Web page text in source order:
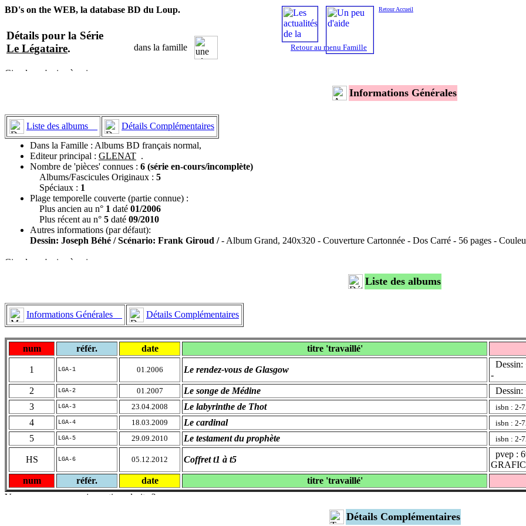
BD's on the WEB, la database BD du Loup.
Détails pour la Série
Le Légataire. dans la famille Retour au menu Famille
Informations Générales
Liste des albums
Détails Complémentaires
Dans la Famille : Albums BD français normal,
Editeur principal : GLENAT .
Nombre de 'pièces' connues : 6 (série en-cours/incomplète)
Albums/Fascicules Originaux : 5
Spéciaux : 1
Plage temporelle couverte (partie connue) :
Plus ancien au n° 1 daté 01/2006
Plus récent au n° 5 daté 09/2010
Autres informations (par défaut):
Dessin: Joseph Béhé / Scénario: Frank Giroud /- Album Grand, 240x320 - Couverture Cartonnée - Dos Carré - 56 pages -
Liste des albums
Informations Générales Détails Complémentaires
num référ. date titre 'travaillé'
1 LGA-1 01.2006 Le rendez-vous de Glasgow
-
2
LGA-2 01.2007 Le songe de Médine
3
LGA-3 23.04.2008 Le labyrinthe de Thot isbn : 2-
4 LGA-4 18.03.2009 Le cardinal isbn : 2-
5 LGA-5 29.09.2010 Le testament du prophète isbn : 2-
HS LGA-6 05.12.2012 Coffret t1 à t5
pvep :
num
référ. date titre 'travaillé'
Détails Complémentaires
Retour Accueil